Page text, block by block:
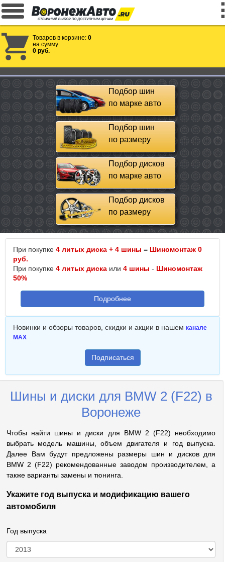
Товаров в корзине: 0
на сумму
0 руб.
Подбор шин
по марке авто
Подбор шин
по размеру
Подбор дисков
по марке авто
Подбор дисков
по размеру
При покупке 4 литых диска + 4 шины = Шиномонтаж 0
руб.
При покупке 4 литых диска или 4 шины - Шиномонтаж
50%
Подробнее
Новинки и обзоры товаров, скидки и акции в нашем канале
MAX
Подписаться
Шины и диски для BMW 2 (F22) в
Воронеже
Чтобы найти шины и диски для BMW 2 (F22) необходимо
выбрать модель машины, объем двигателя и год выпуска.
Далее Вам будут предложены размеры шин и дисков для
BMW 2 (F22) рекомендованные заводом производителем, а
также варианты замены и тюнинга.
Укажите год выпуска и модификацию вашего
автомобиля
Год выпуска